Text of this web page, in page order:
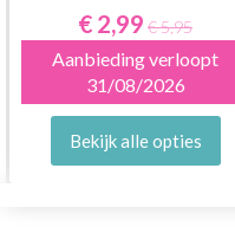
€ 2,99 € 5,95
Aanbieding verloopt
31/08/2026
Bekijk alle opties